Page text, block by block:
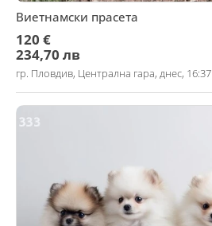
Виетнамски прасета
120 €
234,70 лв
гр. Пловдив, Централна гара, днес, 16:37